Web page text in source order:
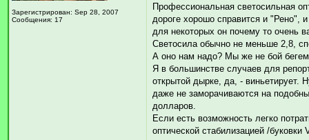
Зарегистрирован: Sep 28, 2007
Сообщения: 17
Профессиональная светосильная
дороге хорошо справится и "Рено",
для некоторых он почему то очень
Светосила обычно не меньше 2,8,
А оно нам надо? Мы же не бой
Я в большинстве случаев для
открытой дырке, да, - виньетирует.
даже не заморачиваются на
долларов.
Если есть возможность легко
оптической стабилизацией /